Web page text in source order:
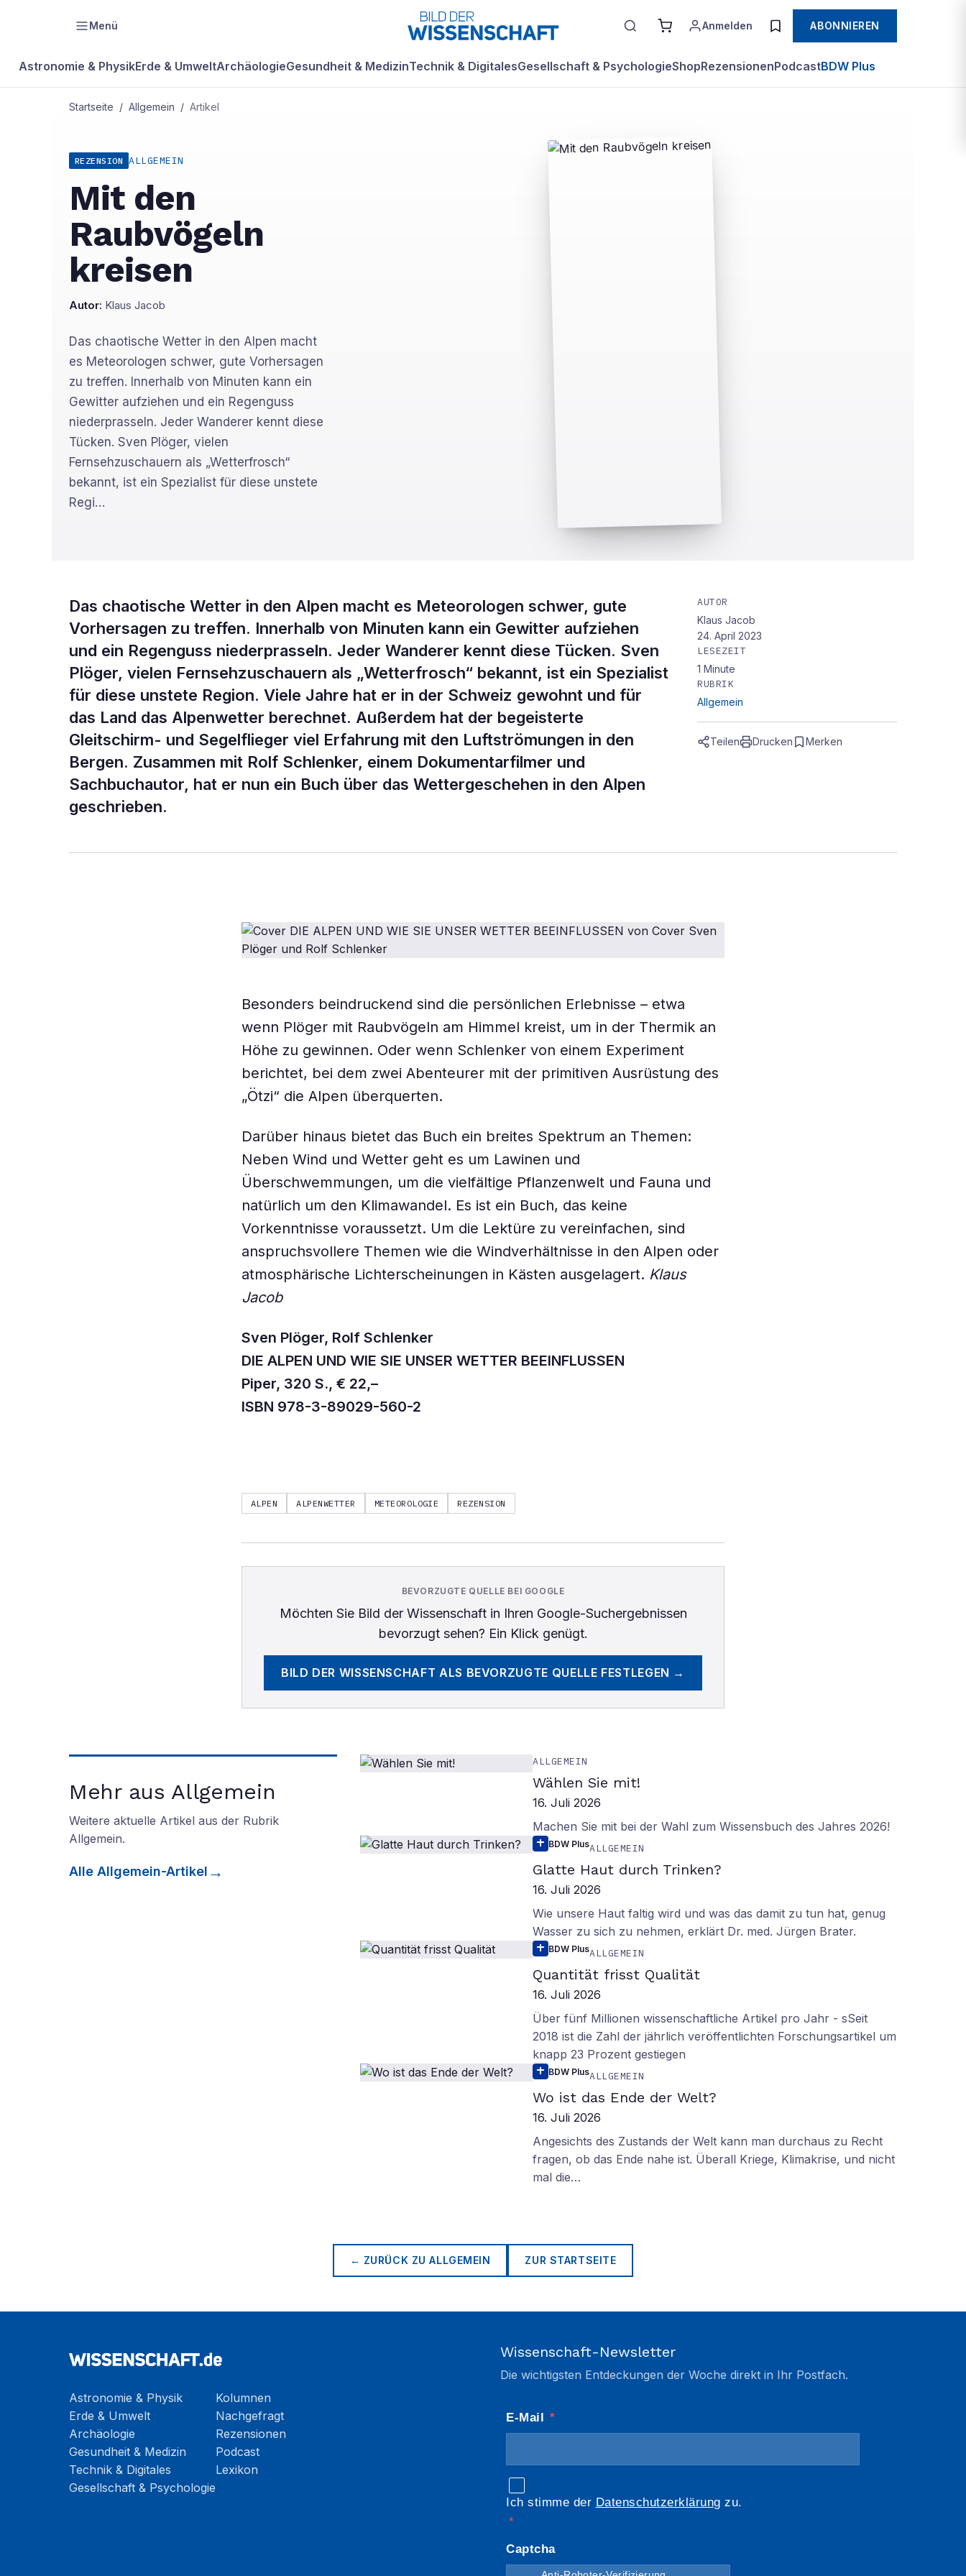
Menü Anmelden ABONNIEREN
Astronomie & PhysikErde & UmweltArchäologieGesundheit & MedizinTechnik & DigitalesGesellschaft & PsychologieShopRezensionenPodcastBDW Plus
Startseite / Allgemein / Artikel
REZENSION ALLGEMEIN
Mit den
Raubvögeln
kreisen
Autor: Klaus Jacob
Das chaotische Wetter in den Alpen macht
es Meteorologen schwer, gute Vorhersagen
zu treffen. Innerhalb von Minuten kann ein
Gewitter aufziehen und ein Regenguss
niederprasseln. Jeder Wanderer kennt diese
Tücken. Sven Plöger, vielen
Fernsehzuschauern als „Wetterfrosch“
bekannt, ist ein Spezialist für diese unstete
Regi…
Das chaotische Wetter in den Alpen macht es Meteorologen schwer, gute
Vorhersagen zu treffen. Innerhalb von Minuten kann ein Gewitter aufziehen
und ein Regenguss niederprasseln. Jeder Wanderer kennt diese Tücken. Sven
Plöger, vielen Fernsehzuschauern als „Wetterfrosch“ bekannt, ist ein Spezialist
für diese unstete Region. Viele Jahre hat er in der Schweiz gewohnt und für
das Land das Alpenwetter berechnet. Außerdem hat der begeisterte
Gleitschirm- und Segelflieger viel Erfahrung mit den Luftströmungen in den
Bergen. Zusammen mit Rolf Schlenker, einem Dokumentarfilmer und
Sachbuchautor, hat er nun ein Buch über das Wettergeschehen in den Alpen
geschrieben.
AUTOR
Klaus Jacob
24. April 2023
LESEZEIT
1 Minute
RUBRIK
Allgemein
Teilen Drucken Merken
Besonders beindruckend sind die persönlichen Erlebnisse – etwa
wenn Plöger mit Raubvögeln am Himmel kreist, um in der Thermik an
Höhe zu gewinnen. Oder wenn Schlenker von einem Experiment
berichtet, bei dem zwei Abenteurer mit der primitiven Ausrüstung des
„Ötzi“ die Alpen überquerten.
Darüber hinaus bietet das Buch ein breites Spektrum an Themen:
Neben Wind und Wetter geht es um Lawinen und
Überschwemmungen, um die vielfältige Pflanzenwelt und Fauna und
natürlich um den Klimawandel. Es ist ein Buch, das keine
Vorkenntnisse voraussetzt. Um die Lektüre zu vereinfachen, sind
anspruchsvollere Themen wie die Windverhältnisse in den Alpen oder
atmosphärische Lichterscheinungen in Kästen ausgelagert. Klaus
Jacob
Sven Plöger, Rolf Schlenker
DIE ALPEN UND WIE SIE UNSER WETTER BEEINFLUSSEN
Piper, 320 S., € 22,–
ISBN 978-3-89029-560-2
ALPEN ALPENWETTER METEOROLOGIE REZENSION
BEVORZUGTE QUELLE BEI GOOGLE
Möchten Sie Bild der Wissenschaftin Ihren Google-Suchergebnissen
bevorzugt sehen? Ein Klick genügt.
BILD DER WISSENSCHAFT ALS BEVORZUGTE QUELLE FESTLEGEN →
Mehr aus Allgemein
Weitere aktuelle Artikel aus der Rubrik
Allgemein.
Alle Allgemein-Artikel
ALLGEMEIN
Wählen Sie mit!
16. Juli 2026
Machen Sie mit bei der Wahl zum Wissensbuch des Jahres 2026!
BDW PlusALLGEMEIN
Glatte Haut durch Trinken?
16. Juli 2026
Wie unsere Haut faltig wird und was das damit zu tun hat, genug
Wasser zu sich zu nehmen, erklärt Dr. med. Jürgen Brater.
BDW PlusALLGEMEIN
Quantität frisst Qualität
16. Juli 2026
Über fünf Millionen wissenschaftliche Artikel pro Jahr - sSeit
2018 ist die Zahl der jährlich veröffentlichten Forschungsartikel um
knapp 23 Prozent gestiegen
BDW PlusALLGEMEIN
Wo ist das Ende der Welt?
16. Juli 2026
Angesichts des Zustands der Welt kann man durchaus zu Recht
fragen, ob das Ende nahe ist. Überall Kriege, Klimakrise, und nicht
mal die…
← ZURÜCK ZUALLGEMEIN ZUR STARTSEITE
Astronomie & Physik
Erde & Umwelt
Archäologie
Gesundheit & Medizin
Technik & Digitales
Gesellschaft & Psychologie
Kolumnen
Nachgefragt
Rezensionen
Podcast
Lexikon
Wissenschaft-Newsletter
Die wichtigsten Entdeckungen der Woche direkt in Ihr Postfach.